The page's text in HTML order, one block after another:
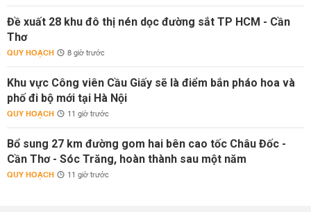
Đề xuất 28 khu đô thị nén dọc đường sắt TP HCM - Cần
Thơ
QUY HOẠCH 8 giờ trước
Khu vực Công viên Cầu Giấy sẽ là điểm bắn pháo hoa và
phố đi bộ mới tại Hà Nội
QUY HOẠCH 11 giờ trước
Bổ sung 27 km đường gom hai bên cao tốc Châu Đốc -
Cần Thơ - Sóc Trăng, hoàn thành sau một năm
QUY HOẠCH 11 giờ trước